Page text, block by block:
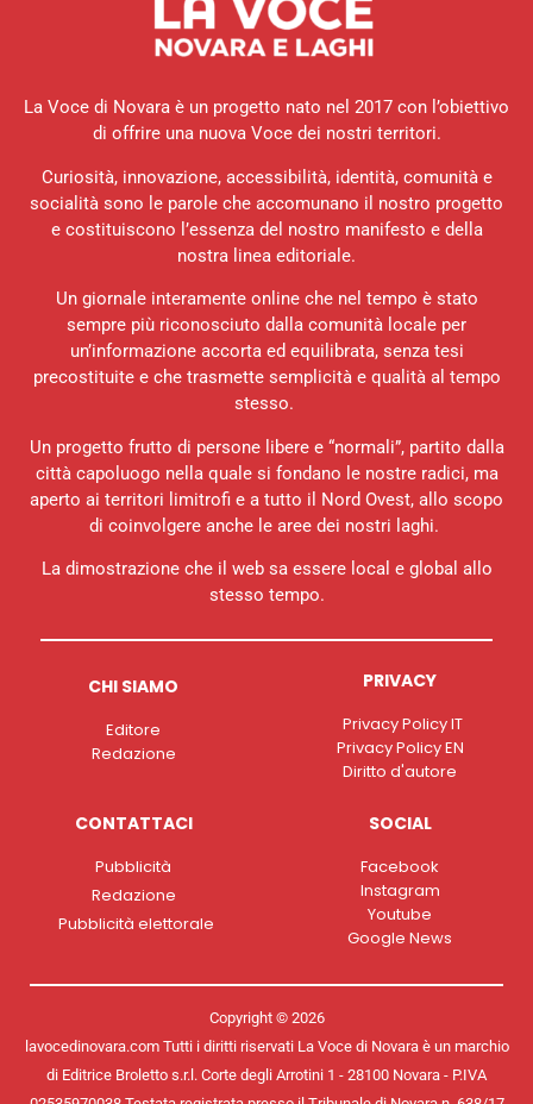
La Voce di Novara è un progetto nato nel 2017 con l’obiettivo
di offrire una nuova Voce dei nostri territori.
Curiosità, innovazione, accessibilità, identità, comunità e
socialità sono le parole che accomunano il nostro progetto
e costituiscono l’essenza del nostro manifesto e della
nostra linea editoriale.
Un giornale interamente online che nel tempo è stato
sempre più riconosciuto dalla comunità locale per
un’informazione accorta ed equilibrata, senza tesi
precostituite e che trasmette semplicità e qualità al tempo
stesso.
Un progetto frutto di persone libere e “normali”, partito dalla
città capoluogo nella quale si fondano le nostre radici, ma
aperto ai territori limitrofi e a tutto il Nord Ovest, allo scopo
di coinvolgere anche le aree dei nostri laghi.
La dimostrazione che il web sa essere local e global allo
stesso tempo.
CHI SIAMO
Editore
Redazione
PRIVACY
Privacy Policy IT
Privacy Policy EN
Diritto d'autore
CONTATTACI
Pubblicità
Redazione
Pubblicità elettorale
SOCIAL
Facebook
Instagram
Youtube
Google News
Copyright © 2026
lavocedinovara.com Tutti i diritti riservati La Voce di Novara è un marchio
di Editrice Broletto s.r.l. Corte degli Arrotini 1 - 28100 Novara - P.IVA